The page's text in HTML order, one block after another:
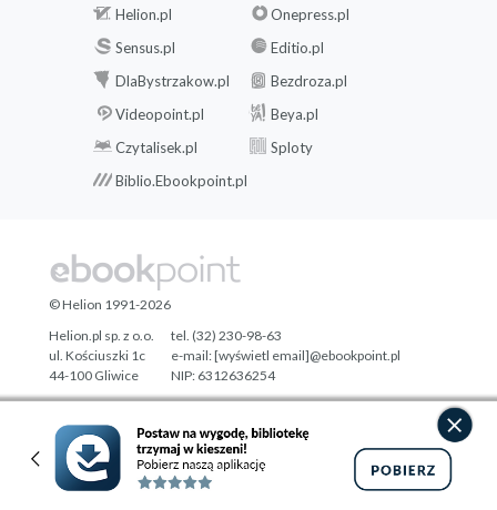
Helion.pl
Onepress.pl
Sensus.pl
Editio.pl
DlaBystrzakow.pl
Bezdroza.pl
Videopoint.pl
Beya.pl
Czytalisek.pl
Sploty
Biblio.Ebookpoint.pl
Designed with ♥ byTonik.pl
© Helion 1991-2026
Helion.pl sp. z o.o.
ul. Kościuszki 1c
44-100 Gliwice
tel. (32) 230-98-63
e-mail:[wyświetl email]@ebookpoint.pl
NIP: 6312636254
Regon: 241989027
Pełna wersja strony »